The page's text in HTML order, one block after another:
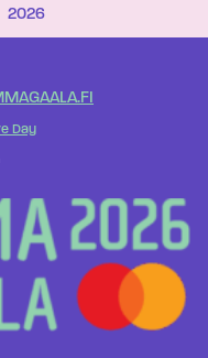
2026
Day